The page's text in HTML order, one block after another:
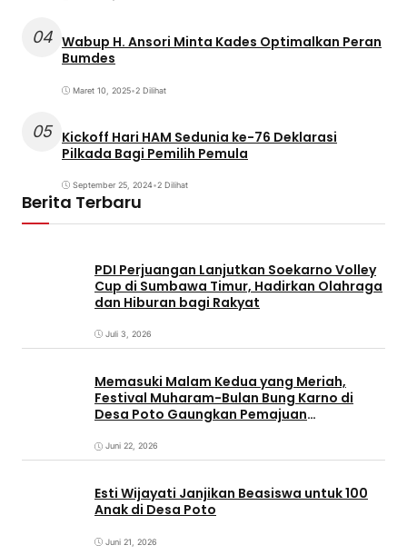
04 Wabup H. Ansori Minta Kades Optimalkan Peran
Bumdes
Maret 10, 2025•2 Dilihat
05 Kickoff Hari HAM Sedunia ke-76 Deklarasi
Pilkada Bagi Pemilih Pemula
September 25, 2024•2 Dilihat
Berita Terbaru
PDI Perjuangan Lanjutkan Soekarno Volley
Cup di Sumbawa Timur, Hadirkan Olahraga
dan Hiburan bagi Rakyat
Juli 3, 2026
Memasuki Malam Kedua yang Meriah,
Festival Muharam-Bulan Bung Karno di
Desa Poto Gaungkan Pemajuan
Juni 22, 2026
Esti Wijayati Janjikan Beasiswa untuk 100
Anak di Desa Poto
Juni 21, 2026